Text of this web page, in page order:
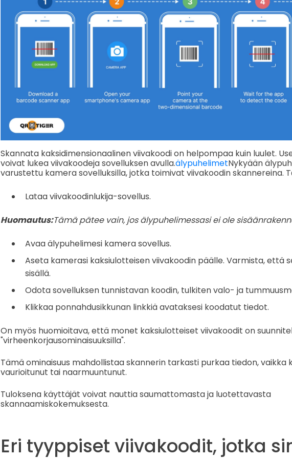
Skannata kaksidimensionaalinen viivakoodi on helpompaa kuin luulet.
voivat lukea viivakoodeja sovelluksen avulla.älypuhelimetNykyään
varustettu kamera sovelluksilla, jotka toimivat viivakoodin skannereina.
Lataa viivakoodinlukija-sovellus.
Huomautus:Tämä pätee vain, jos älypuhelimessasi ei ole
Avaa älypuhelimesi kamera sovellus.
Aseta kamerasi kaksiulotteisen viivakoodin päälle. Varmista, että
sisällä.
Odota sovelluksen tunnistavan koodin, tulkiten valo- ja
Klikkaa ponnahdusikkunan linkkiä avataksesi koodatut tiedot.
On myös huomioitava, että monet kaksiulotteiset viivakoodit on
"virheenkorjausominaisuuksilla".
Tämä ominaisuus mahdollistaa skannerin tarkasti purkaa tiedon, vaikka
vaurioitunut tai naarmuuntunut.
Tuloksena käyttäjät voivat nauttia saumattomasta ja luotettavasta
skannaamiskokemuksesta.
Eri tyyppiset viivakoodit, jotka